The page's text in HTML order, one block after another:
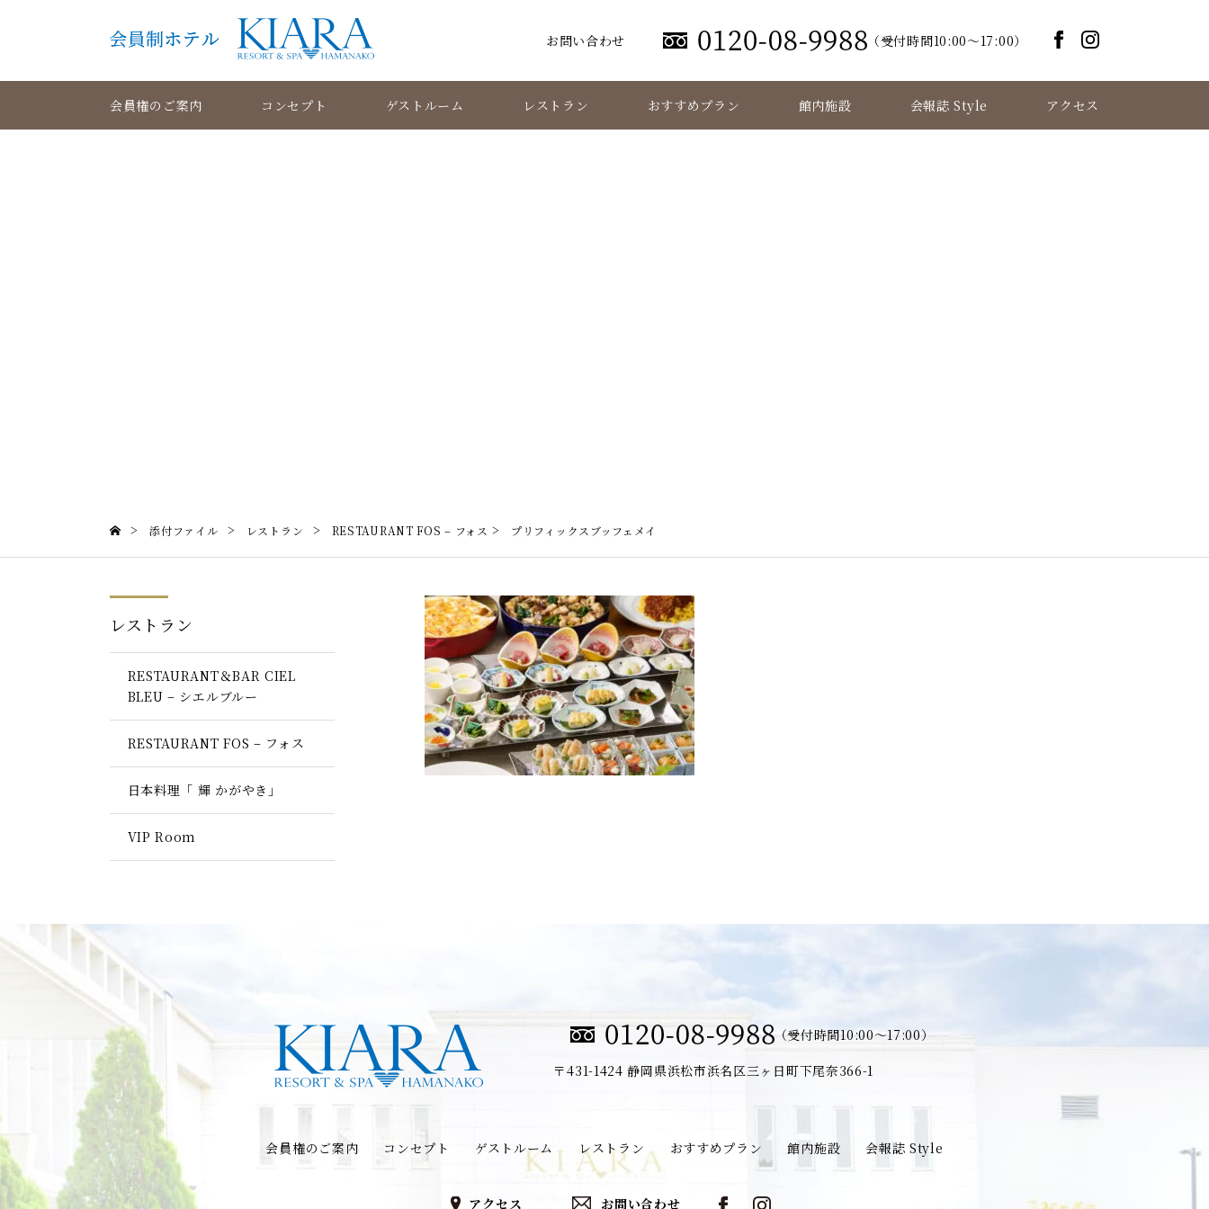
お問い合わせ （受付時間10:00～17:00）
会員権のご案内 コンセプト ゲストルーム レストラン おすすめプラン 館内施設 会報誌 Style アクセス
> 添付ファイル > レストラン > RESTAURANT FOS – フォス > プリフィックスブッフェメイ
レストラン
RESTAURANT＆BAR CIEL
BLEU – シエルブルー
RESTAURANT FOS – フォス
日本料理「 輝 かがやき」
VIP Room
（受付時間10:00～17:00）
〒431-1424静岡県浜松市浜名区三ヶ日町下尾奈366-1
会員権のご案内 コンセプト ゲストルーム レストラン おすすめプラン 館内施設 会報誌 Style
アクセス お問い合わせ